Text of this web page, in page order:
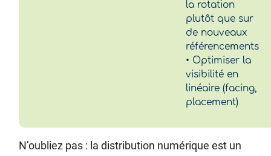
la rotation
plutôt que sur
de nouveaux
référencements
• Optimiser la
visibilité en
linéaire (facing,
placement)
N’oubliez pas : la distribution numérique est un